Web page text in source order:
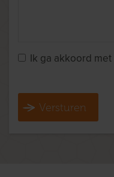
Ik ga akkoord met
Versturen